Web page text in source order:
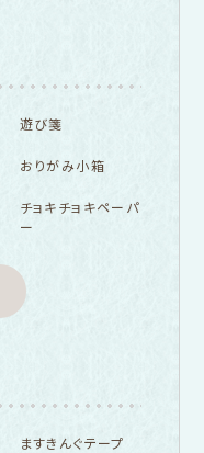
遊び箋
おりがみ小箱
チョキチョキペーパ
ー
ますきんぐテープ